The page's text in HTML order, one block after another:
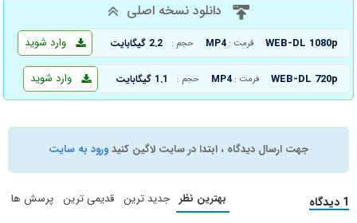
دانلود نسخه اصلی
WEB-DL 1080p فرمت : MP4 حجم : 2.2 گیگابایت وارد شوید
WEB-DL 720p فرمت : MP4 حجم : 1.1 گیگابایت وارد شوید
جهت ارسال دیدگاه ، ابتدا در سایت لاگین کنیدورود به سایت
1 دیدگاه بهترین نظر جدید ترین قدیمی ترین پرسش ها